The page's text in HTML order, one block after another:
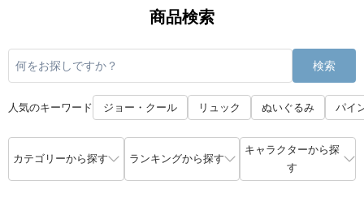
商品検索
検索
人気のキーワード ジョー・クール リュック ぬいぐるみ パイ
カテゴリーから探す ランキングから探す
キャラクターから探
す